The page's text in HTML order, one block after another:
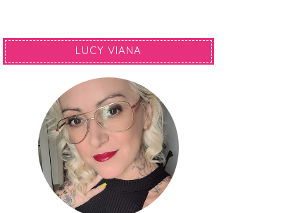
LUCY VIANA